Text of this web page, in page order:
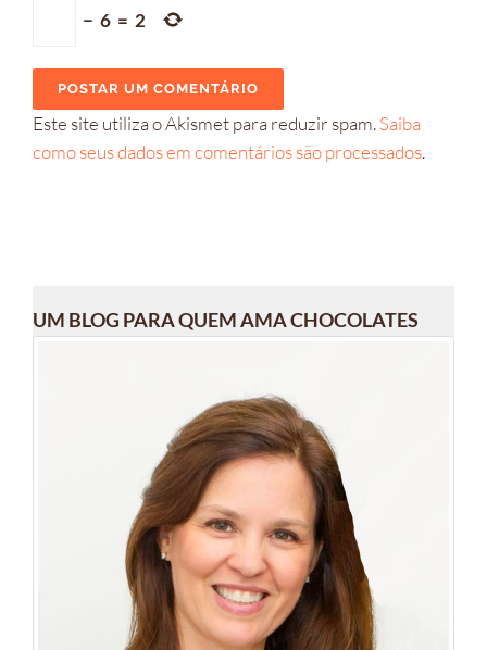
− 6 = 2
Este site utiliza o Akismet para reduzir spam.Saiba
como seus dados em comentários são processados.
UM BLOG PARA QUEM AMA CHOCOLATES